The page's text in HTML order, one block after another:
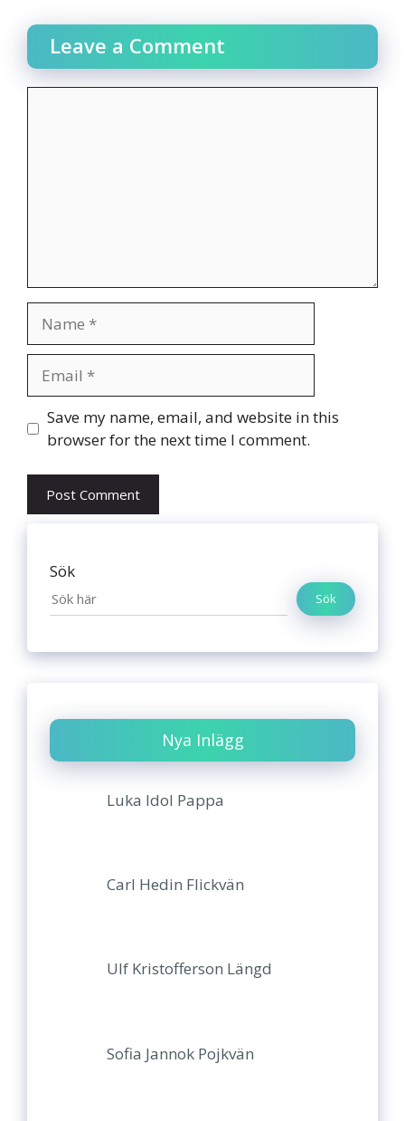
Leave a Comment
Website
Save my name, email, and website in this
browser for the next time I comment.
Sök
Sök
Nya Inlägg
Luka Idol Pappa
Carl Hedin Flickvän
Ulf Kristofferson Längd
Sofia Jannok Pojkvän